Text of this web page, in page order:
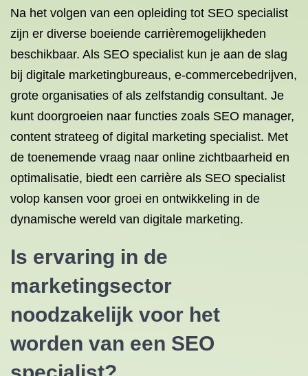
Na het volgen van een opleiding tot SEO specialist
zijn er diverse boeiende carrièremogelijkheden
beschikbaar. Als SEO specialist kun je aan de slag
bij digitale marketingbureaus, e-commercebedrijven,
grote organisaties of als zelfstandig consultant. Je
kunt doorgroeien naar functies zoals SEO manager,
content strateeg of digital marketing specialist. Met
de toenemende vraag naar online zichtbaarheid en
optimalisatie, biedt een carrière als SEO specialist
volop kansen voor groei en ontwikkeling in de
dynamische wereld van digitale marketing.
Is ervaring in de
marketingsector
noodzakelijk voor het
worden van een SEO